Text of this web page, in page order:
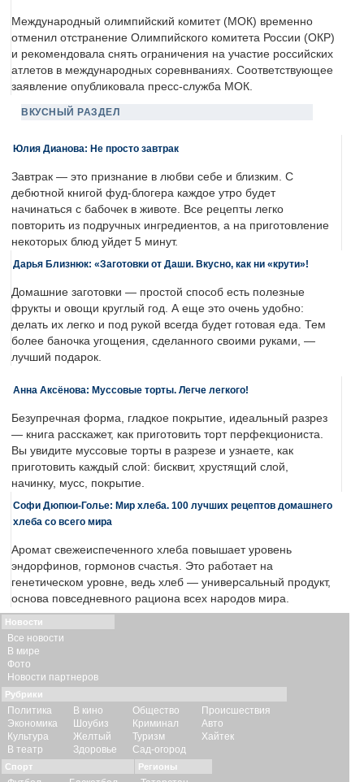
Международный олимпийский комитет (МОК) временно
отменил отстранение Олимпийского комитета России (ОКР)
и рекомендовала снять ограничения на участие российских
атлетов в международных соревнваниях. Соответствующее
заявление опубликовала пресс-служба МОК.
ВКУСНЫЙ РАЗДЕЛ
Юлия Дианова: Не просто завтрак
Завтрак — это признание в любви себе и близким. С
дебютной книгой фуд-блогера каждое утро будет
начинаться с бабочек в животе. Все рецепты легко
повторить из подручных ингредиентов, а на приготовление
некоторых блюд уйдет 5 минут.
Дарья Близнюк: «Заготовки от Даши. Вкусно, как ни «крути»!
Домашние заготовки — простой способ есть полезные
фрукты и овощи круглый год. А еще это очень удобно:
делать их легко и под рукой всегда будет готовая еда. Тем
более баночка угощения, сделанного своими руками, —
лучший подарок.
Анна Аксёнова: Муссовые торты. Легче легкого!
Безупречная форма, гладкое покрытие, идеальный разрез
— книга расскажет, как приготовить торт перфекциониста.
Вы увидите муссовые торты в разрезе и узнаете, как
приготовить каждый слой: бисквит, хрустящий слой,
начинку, мусс, покрытие.
Софи Дюпюи-Голье: Мир хлеба. 100 лучших рецептов домашнего
хлеба со всего мира
Аромат свежеиспеченного хлеба повышает уровень
эндорфинов, гормонов счастья. Это работает на
генетическом уровне, ведь хлеб — универсальный продукт,
основа повседневного рациона всех народов мира.
Новости
Все новости
В мире
Фото
Новости партнеров
Рубрики
Политика
Экономика
Культура
В театр
В кино
Шоубиз
Желтый
Здоровье
Общество
Криминал
Туризм
Сад-огород
Происшествия
Авто
Хайтек
Спорт Регионы